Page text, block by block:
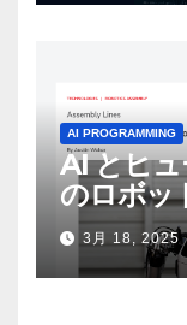
AI PROGRAMMING
AI とヒ
のロボッ
3月 18, 2025